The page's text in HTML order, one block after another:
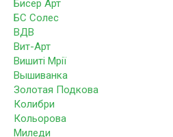
Бисер Арт
БС Солес
ВДВ
Вит-Арт
Вишиті Мрії
Вышиванка
Золотая Подкова
Колибри
Кольорова
Миледи